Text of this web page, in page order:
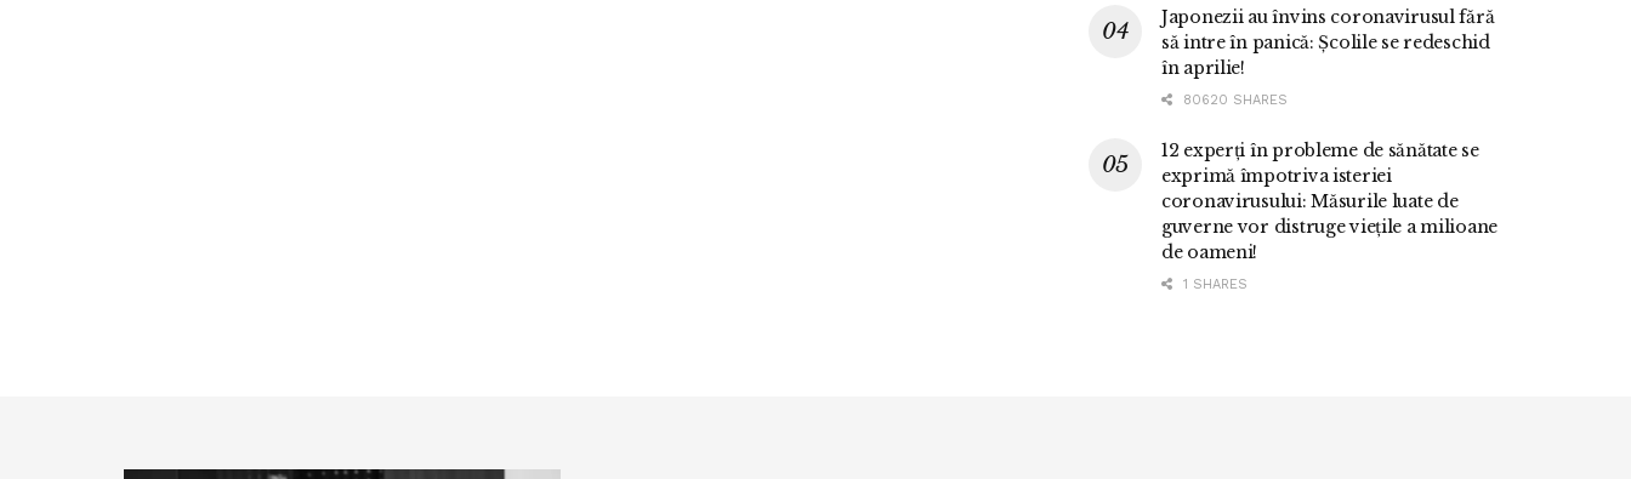
Japonezii au învins coronavirusul fără
să intre în panică: Școlile se redeschid
în aprilie!
80620 SHARES
12 experți în probleme de sănătate se
exprimă împotriva isteriei
coronavirusului: Măsurile luate de
guverne vor distruge viețile a milioane
de oameni!
1 SHARES